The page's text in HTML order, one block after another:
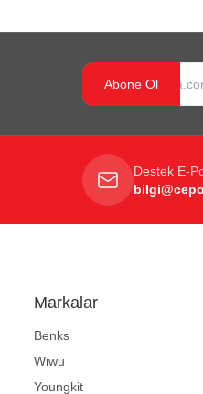
Abone Ol
Destek E-
Markalar
Benks
Wiwu
Youngkit